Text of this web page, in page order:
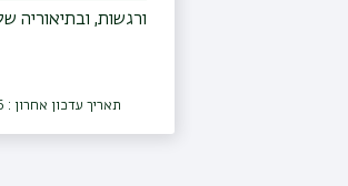
ורגשות, ובתיאוריה
תאריך עדכון אחרון : 15/03/2026